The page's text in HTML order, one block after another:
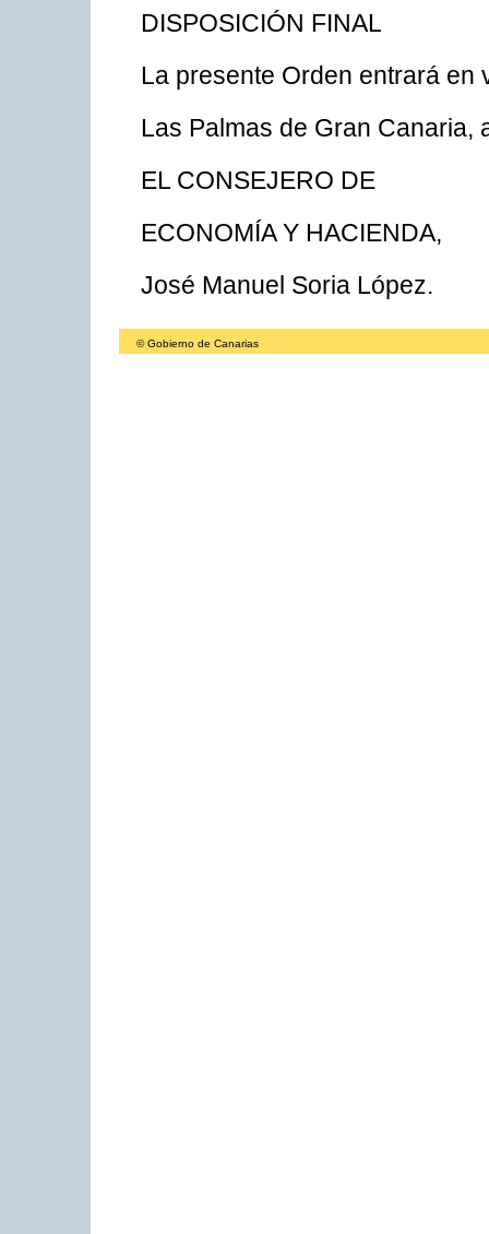
DISPOSICIÓN FINAL
La presente Orden entrará en
Las Palmas de Gran Canaria,
EL CONSEJERO DE
ECONOMÍA Y HACIENDA,
José Manuel Soria López.
© Gobierno de Canarias